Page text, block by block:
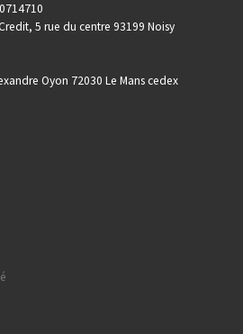
5 rue du centre 93199 Noisy
Oyon 72030 Le Mans cedex